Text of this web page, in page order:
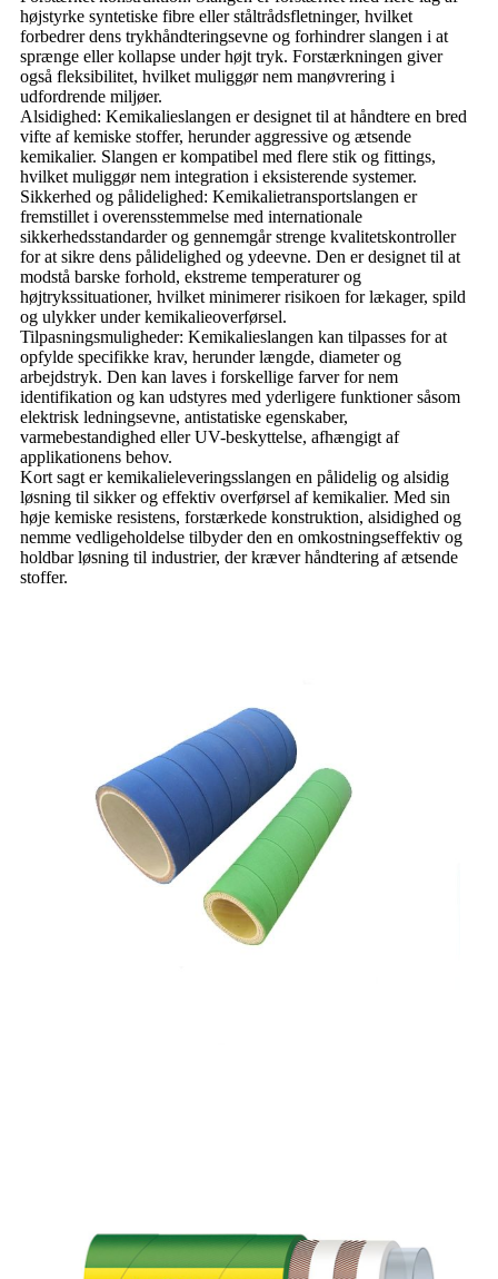
højstyrke syntetiske fibre eller ståltrådsfletninger, hvilket
forbedrer dens trykhåndteringsevne og forhindrer slangen i at
sprænge eller kollapse under højt tryk. Forstærkningen giver
også fleksibilitet, hvilket muliggør nem manøvrering i
udfordrende miljøer.
Alsidighed: Kemikalieslangen er designet til at håndtere en bred
vifte af kemiske stoffer, herunder aggressive og ætsende
kemikalier. Slangen er kompatibel med flere stik og fittings,
hvilket muliggør nem integration i eksisterende systemer.
Sikkerhed og pålidelighed: Kemikalietransportslangen er
fremstillet i overensstemmelse med internationale
sikkerhedsstandarder og gennemgår strenge kvalitetskontroller
for at sikre dens pålidelighed og ydeevne. Den er designet til at
modstå barske forhold, ekstreme temperaturer og
højtrykssituationer, hvilket minimerer risikoen for lækager, spild
og ulykker under kemikalieoverførsel.
Tilpasningsmuligheder: Kemikalieslangen kan tilpasses for at
opfylde specifikke krav, herunder længde, diameter og
arbejdstryk. Den kan laves i forskellige farver for nem
identifikation og kan udstyres med yderligere funktioner såsom
elektrisk ledningsevne, antistatiske egenskaber,
varmebestandighed eller UV-beskyttelse, afhængigt af
applikationens behov.
Kort sagt er kemikalieleveringsslangen en pålidelig og alsidig
løsning til sikker og effektiv overførsel af kemikalier. Med sin
høje kemiske resistens, forstærkede konstruktion, alsidighed og
nemme vedligeholdelse tilbyder den en omkostningseffektiv og
holdbar løsning til industrier, der kræver håndtering af ætsende
stoffer.